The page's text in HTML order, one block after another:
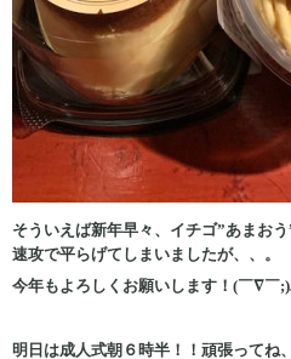
そういえば新年早々、イチゴ”あまお
速攻で平らげてしまいましたが、、。
今年もよろしくお願いします！(￣∇￣
明日は成人式朝６時半！！頑張ってね